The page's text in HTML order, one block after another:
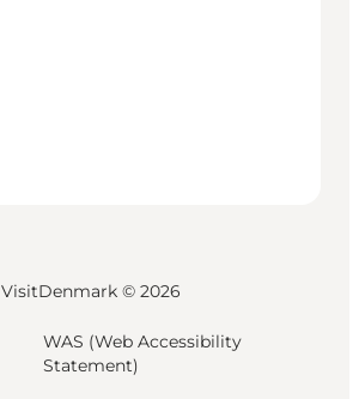
VisitDenmark © 2026
WAS (Web Accessibility
Statement)